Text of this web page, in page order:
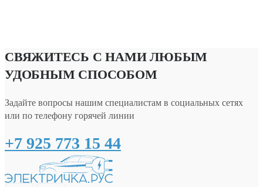
СВЯЖИТЕСЬ С НАМИ ЛЮБЫМ
УДОБНЫМ СПОСОБОМ
Задайте вопросы нашим специалистам в социальных сетях
или по телефону горячей линии
+7 925 773 15 44